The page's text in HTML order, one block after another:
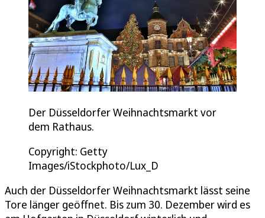
Der Düsseldorfer Weihnachtsmarkt vor
dem Rathaus.
Copyright: Getty
Images/iStockphoto/Lux_D
Auch der Düsseldorfer Weihnachtsmarkt lässt seine
Tore länger geöffnet. Bis zum 30. Dezember wird es